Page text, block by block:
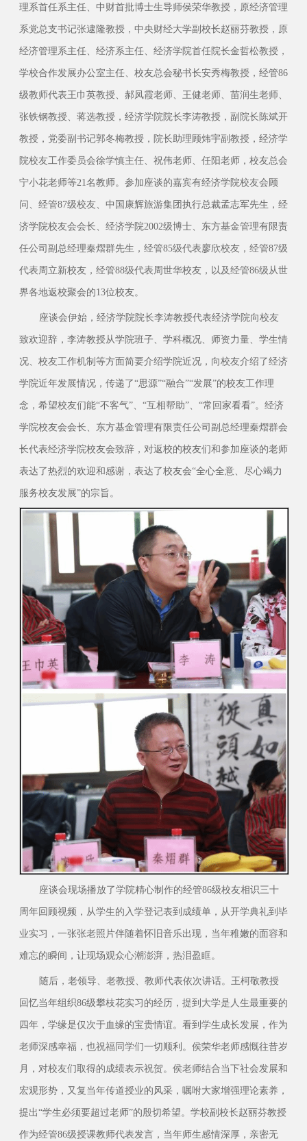
理系首任系主任、中财首批博士生导师侯荣华教授，原经济管理
系党总支书记张逮隆教授，中央财经大学副校长赵丽芬教授，原
经济管理系主任、经济系主任、经济学院首任院长金哲松教授，
学校合作发展办公室主任、校友总会秘书长安秀梅教授，经管86
级教师代表王巾英教授、郝凤霞老师、王健老师、苗润生老师、
张铁钢教授、蒋选教授，经济学院院长李涛教授，副院长陈斌开
教授，党委副书记郭冬梅教授，院长助理顾炜宇副教授，经济学
院校友工作委员会徐学慎主任、祝伟老师、任阳老师，校友总会
宁小花老师等21名教师。参加座谈的嘉宾有经济学院校友会顾
问、经管87级校友、中国康辉旅游集团执行总裁孟志军先生，经
济学院校友会会长、经济学院2002级博士、东方基金管理有限责
任公司副总经理秦熠群先生，经管85级代表廖欣校友，经管87级
代表周立新校友，经管88级代表周世华校友，以及经管86级从世
界各地返校聚会的13位校友。
座谈会伊始，经济学院院长李涛教授代表经济学院向校友
致欢迎辞，李涛教授从学院班子、学科概况、师资力量、学生情
况、校友工作机制等方面简要介绍学院近况，向校友介绍了经济
学院近年发展情况，传递了“思源”“融合”“发展”的校友工作理
念，希望校友们能“不客气”、“互相帮助”、“常回家看看”。经济
学院校友会会长、东方基金管理有限责任公司副总经理秦熠群会
长代表经济学院校友会致辞，对返校的校友们和参加座谈的老师
表达了热烈的欢迎和感谢，表达了校友会“全心全意、尽心竭力
服务校友发展”的宗旨。
座谈会现场播放了学院精心制作的经管86级校友相识三十
周年回顾视频，从学生的入学登记表到成绩单，从开学典礼到毕
业实习，一张张老照片伴随着怀旧音乐出现，当年稚嫩的面容和
难忘的瞬间，让现场观众心潮澎湃，热泪盈眶。
随后，老领导、老教授、教师代表依次讲话。王柯敬教授
回忆当年组织86级攀枝花实习的经历，提到大学是人生最重要的
四年，学缘是仅次于血缘的宝贵情谊。看到学生成长发展，作为
老师深感幸福，也祝福同学们一切顺利。侯荣华老师感慨往昔岁
月，对校友们取得的成绩表示祝贺。侯老师结合当下社会发展和
宏观形势，又复当年传道授业的风采，嘱咐大家增强理论素养，
提出“学生必须要超过老师”的殷切希望。学校副校长赵丽芬教授
作为经管86级授课教师代表发言，当年师生感情深厚，亲密无